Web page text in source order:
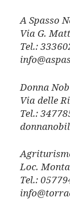
A Spasso
Via G.
Tel.:
Donna
Via delle
Tel.:
Loc.
Tel.: